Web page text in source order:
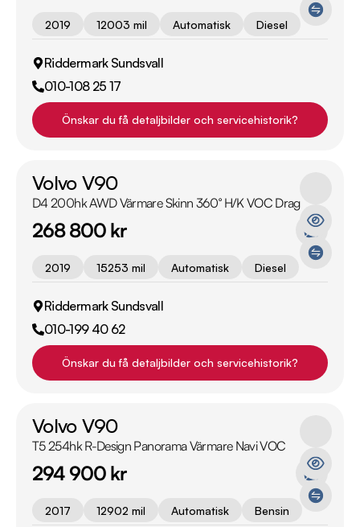
2019 12003 mil Automatisk Diesel
Riddermark Sundsvall
010-108 25 17
Önskar du få detaljbilder och servicehistorik?
Volvo V90
D4 200hk AWD Värmare Skinn 360° H/K VOC Drag
268 800 kr
2019 15253 mil Automatisk Diesel
Riddermark Sundsvall
010-199 40 62
Önskar du få detaljbilder och servicehistorik?
Volvo V90
T5 254hk R-Design Panorama Värmare Navi VOC
294 900 kr
2017 12902 mil Automatisk Bensin